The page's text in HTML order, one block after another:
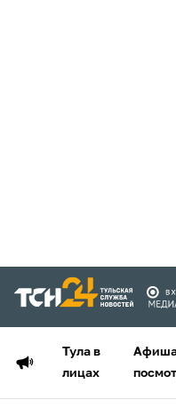
Тула в
лицах